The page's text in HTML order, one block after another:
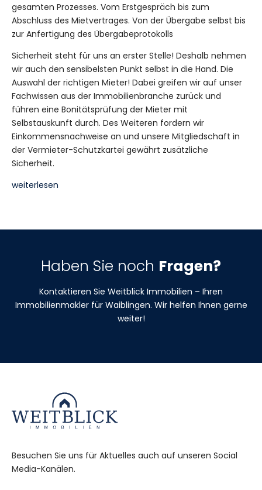
gesamten Prozesses. Vom Erstgespräch bis zum
Abschluss des Mietvertrages. Von der Übergabe selbst bis
zur Anfertigung des Übergabeprotokolls
Sicherheit steht für uns an erster Stelle! Deshalb nehmen
wir auch den sensibelsten Punkt selbst in die Hand. Die
Auswahl der richtigen Mieter! Dabei greifen wir auf unser
Fachwissen aus der Immobilienbranche zurück und
führen eine Bonitätsprüfung der Mieter mit
Selbstauskunft durch. Des Weiteren fordern wir
Einkommensnachweise an und unsere Mitgliedschaft in
der Vermieter-Schutzkartei gewährt zusätzliche
Sicherheit.
weiterlesen
Haben Sie noch Fragen?
Kontaktieren Sie Weitblick Immobilien – Ihren
Immobilienmakler für Waiblingen. Wir helfen Ihnen gerne
weiter!
Besuchen Sie uns für Aktuelles auch auf unseren Social
Media-Kanälen.